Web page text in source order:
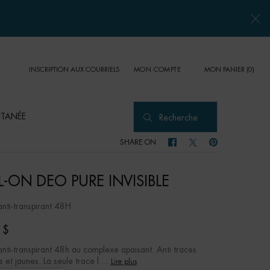
INSCRIPTION AUX COURRIELS MON COMPTE MON PANIER 0
0 PRODUCT IN CART
Recherche
SHARE ON SHARE ON FACEBOOK
SHARE ON TWITTER
SHARE ON
ON DEO PURE INVISIBLE
transpirant 48H
$
transpirant 48h au complexe apaisant. Anti traces
et jaunes. La seule trace l ...
Lire plus